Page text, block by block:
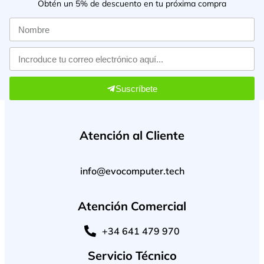
Obtén un 5% de descuento en tu próxima compra
Suscríbete
Atención al Cliente
info@evocomputer.tech
Atención Comercial
+34 641 479 970
Servicio Técnico